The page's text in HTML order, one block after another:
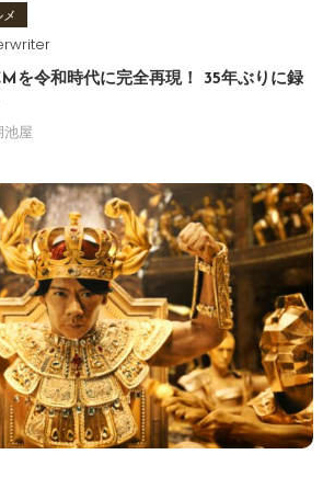
を令和時代に完全再現！ 35年ぶりに録
池屋